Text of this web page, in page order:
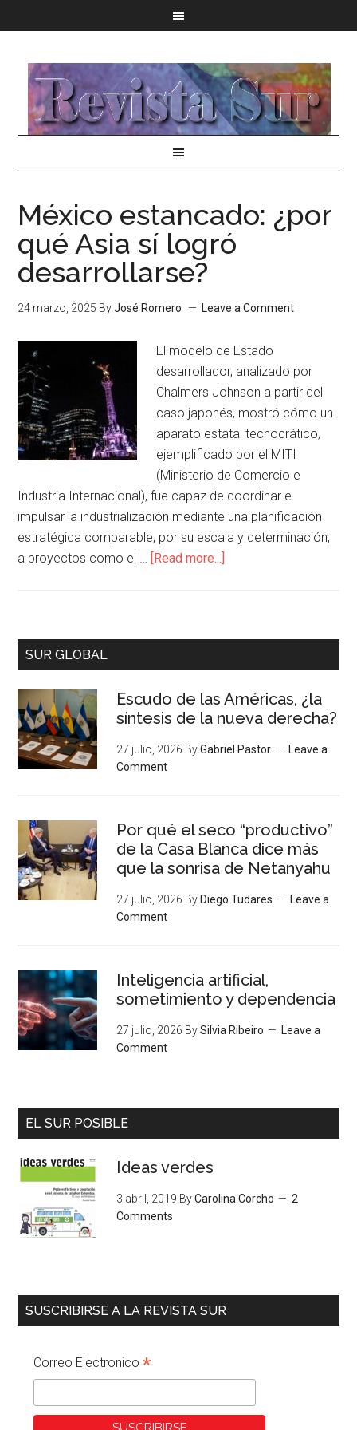
México estancado: ¿por
qué Asia sí logró
desarrollarse?
24 marzo, 2025 ByJosé Romero Leave a Comment
El modelo de Estado
desarrollador, analizado por
Chalmers Johnson a partir del
caso japonés, mostró cómo un
aparato estatal tecnocrático,
ejemplificado por el MITI
(Ministerio de Comercio e
Industria Internacional), fue capaz de coordinar e
impulsar la industrialización mediante una planificación
estratégica comparable, por su escala y determinación,
a proyectos como el … [Read more...]
SUR GLOBAL
Escudo de las Américas, ¿la
síntesis de la nueva derecha?
27 julio, 2026 ByGabriel Pastor
Leave a
Comment
Por qué el seco “productivo”
de la Casa Blanca dice más
que la sonrisa de Netanyahu
27 julio, 2026 By Diego Tudares
Leave a
Comment
Inteligencia artificial,
sometimiento y dependencia
27 julio, 2026 BySilvia Ribeiro
Leave a
Comment
EL SUR POSIBLE
Ideas verdes
3 abril, 2019 ByCarolina Corcho
2
Comments
SUSCRIBIRSE A LA REVISTA SUR
Correo Electronico*